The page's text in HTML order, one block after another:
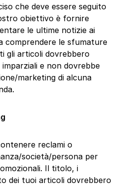
che deve essere seguito
obiettivo è fornire
le ultime notizie ai
comprendere le sfumature
gli articoli dovrebbero
e non dovrebbe
marketing di alcuna
reclami o
società/persona per
Il titolo, i
dei tuoi articoli dovrebbero